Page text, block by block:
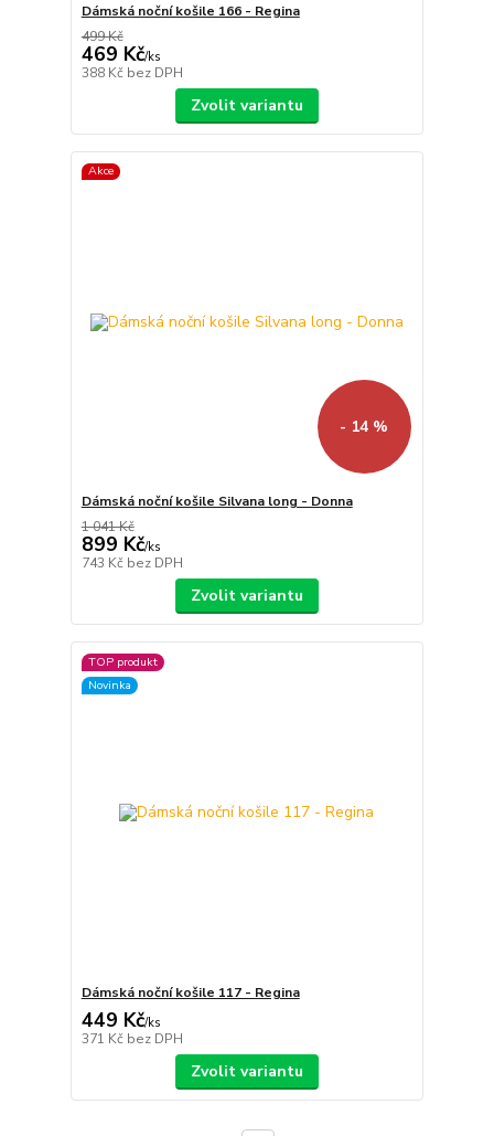
Dámská noční košile 166 - Regina
499 Kč
469 Kč/ks
388 Kč bez DPH
Zvolit variantu
Akce
- 14 %
Dámská noční košile Silvana long - Donna
1 041 Kč
899 Kč/ks
743 Kč bez DPH
Zvolit variantu
TOP produkt
Novinka
Dámská noční košile 117 - Regina
449 Kč/ks
371 Kč bez DPH
Zvolit variantu